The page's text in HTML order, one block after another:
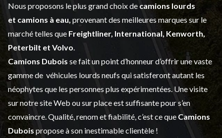
Nous proposons le plus grand choix de camions lourds
et camions à eau, provenant des meilleures marques sur le
marché telles que Freightliner, International, Kenworth,
Peterbilt et Volvo
Camions Dubois se fait un point d’honneur d’offrir une vaste
gamme de véhicules lourds neufs qui satisferont autant les
néophytes que les personnes plus expérimentées. Une visite
sur notre site Web ou sur place est suffisante pour s’en
convaincre. Qualité, renom et fiabilité, c’est ce que Camions
Dubois propose à son inestimable clientèle !